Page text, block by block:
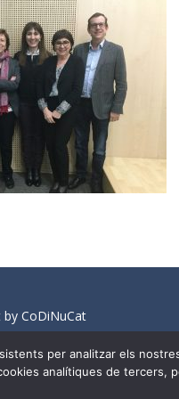
CoDiNuCat
| Dissenyat perMedia
tingut en compte l'ús no
per analitzar els
analítiques de tercers,